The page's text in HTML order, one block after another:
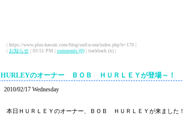
| https://www.plus-hawaii.com/blog/surf-n-sea/index.php?e=170 |
| お知らせ | 03:51 PM | comments (0) | trackback (x) |
HURLEYのオーナー ＢＯＢ ＨＵＲＬＥＹが登場～！
2010/02/17 Wednesday
本日ＨＵＲＬＥＹのオーナー、ＢＯＢ ＨＵＲＬＥＹが来ました！